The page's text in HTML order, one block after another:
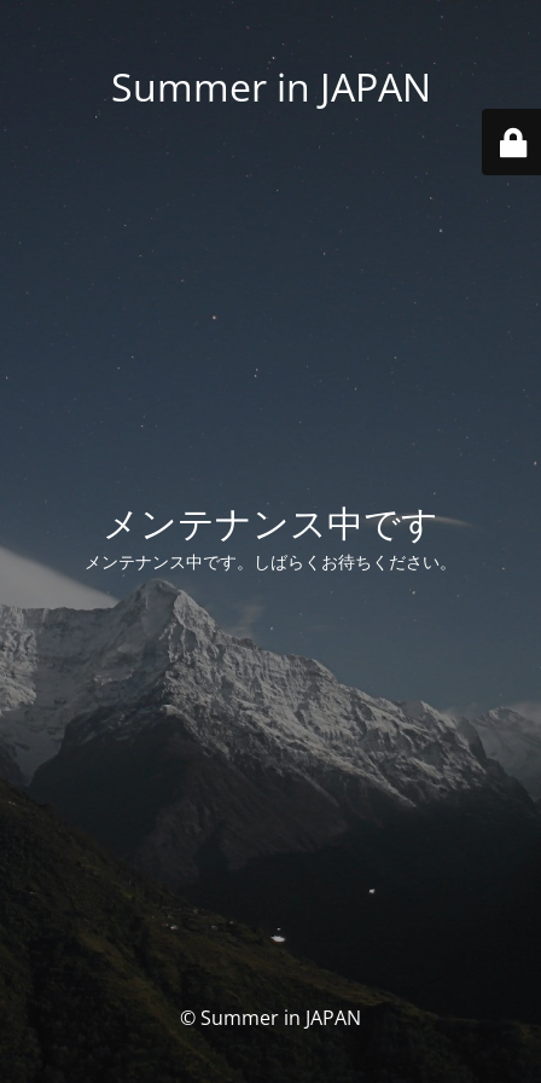
Summer in JAPAN
メンテナンス中です
メンテナンス中です。しばらくお待ちください。
© Summer in JAPAN